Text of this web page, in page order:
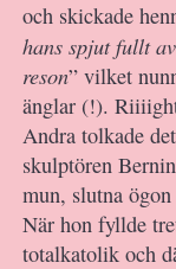
och skickade
hans spjut fullt
reson” vilket
änglar (!).
Andra tolkade
skulptören
mun, slutna
När hon fyllde
totalkatolik och